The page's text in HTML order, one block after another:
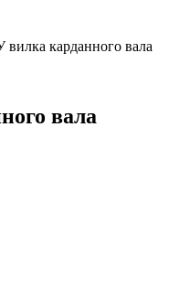
карданного вала
вала